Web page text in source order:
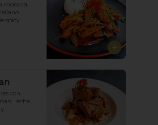
morada,
spicy.
con
leche